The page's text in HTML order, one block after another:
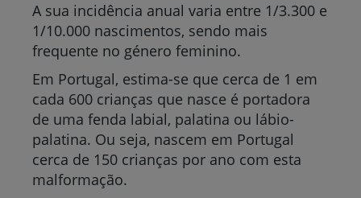
A sua incidência anual varia entre 1/3.300 e
1/10.000 nascimentos, sendo mais
frequente no género feminino.
Em Portugal, estima-se que cerca de 1 em
cada 600 crianças que nasce é portadora
de uma fenda labial, palatina ou lábio-
palatina. Ou seja, nascem em Portugal
cerca de 150 crianças por ano com esta
malformação.